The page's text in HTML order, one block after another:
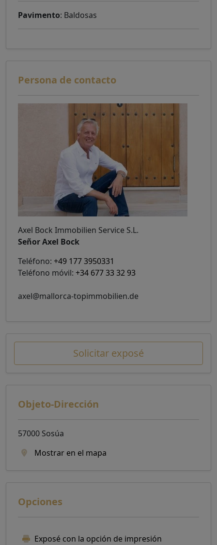
Pavimento: Baldosas
Persona de contacto
Axel Bock Immobilien Service S.L.
Señor Axel Bock
Teléfono: +49 177 3950331
Teléfono móvil: +34 677 33 32 93
axel@mallorca-topimmobilien.de
Solicitar exposé
Objeto-Dirección
57000 Sosúa
Mostrar en el mapa
Opciones
Exposé con la opción de impresión